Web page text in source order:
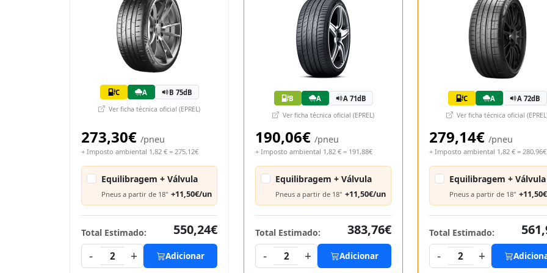
C A B 75dB
Ver ficha técnica oficial (EPREL)
273,30€ /pneu
+ Imposto ambiental 1,82 € = 275,12€
Equilibragem + Válvula
Pneus a partir de 18" +11,50€/un
Total Estimado:
550,24€
-
2 + Adicionar
B A A 71dB
Ver ficha técnica oficial (EPREL)
190,06€ /pneu
+ Imposto ambiental 1,82 € = 191,88€
Equilibragem + Válvula
Pneus a partir de 18" +11,50€/un
Total Estimado:
383,76€
-
2 + Adicionar
C A A 72dB
Ver ficha técnica oficial
279,14€ /pneu
+ Imposto ambiental 1,82 € = 280,96€
Equilibragem + Válvula
Pneus a partir de 18"
Total Estimado:
-
2 +